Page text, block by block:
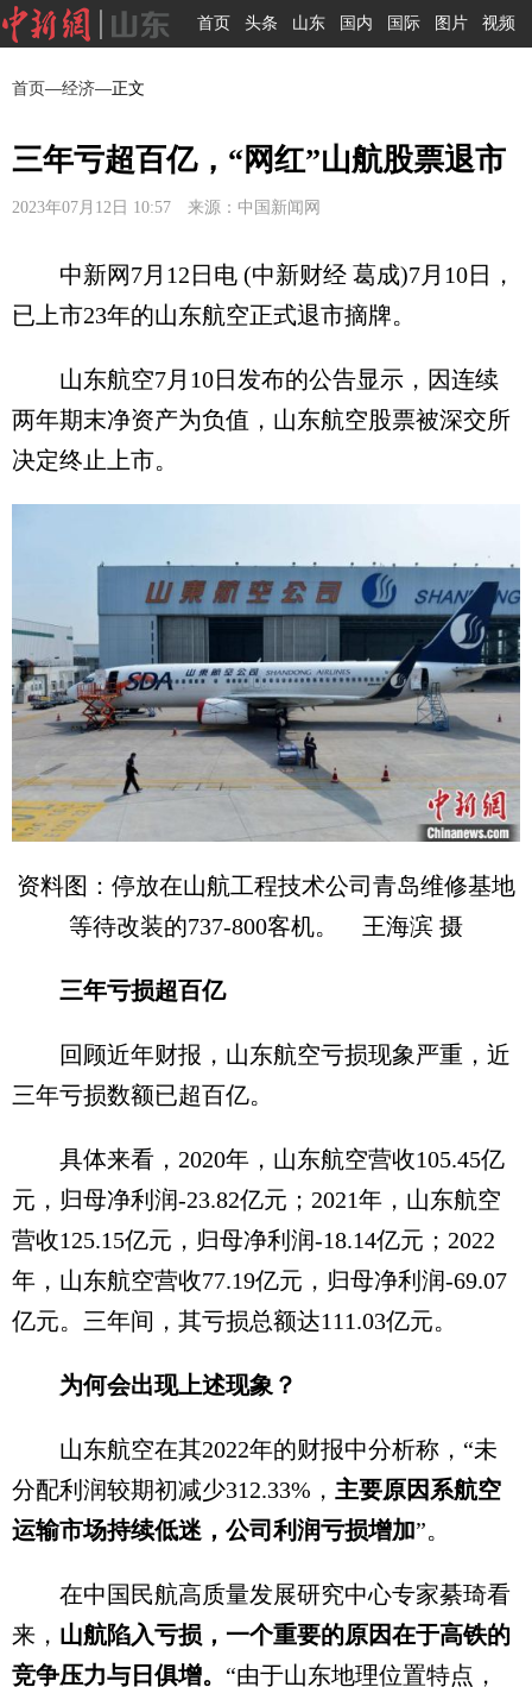
首页 头条 山东 国内 国际 图片 视频
首页—经济—正文
三年亏超百亿，“网红”山航股票退市
2023年07月12日 10:57 来源：中国新闻网
中新网7月12日电 (中新财经 葛成)7月10日，
已上市23年的山东航空正式退市摘牌。
山东航空7月10日发布的公告显示，因连续
两年期末净资产为负值，山东航空股票被深交所
决定终止上市。
资料图：停放在山航工程技术公司青岛维修基地
等待改装的737-800客机。 王海滨 摄
三年亏损超百亿
回顾近年财报，山东航空亏损现象严重，近
三年亏损数额已超百亿。
具体来看，2020年，山东航空营收105.45亿
元，归母净利润-23.82亿元；2021年，山东航空
营收125.15亿元，归母净利润-18.14亿元；2022
年，山东航空营收77.19亿元，归母净利润-69.07
亿元。三年间，其亏损总额达111.03亿元。
为何会出现上述现象？
山东航空在其2022年的财报中分析称，“未
分配利润较期初减少312.33%， 主要原因系航空
运输市场持续低迷，公司利润亏损增加”。
在中国民航高质量发展研究中心专家綦琦看
来， 山航陷入亏损，一个重要的原因在于高铁的
竞争压力与日俱增。 “由于山东地理位置特点，